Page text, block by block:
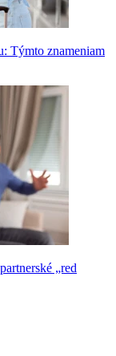
Týmto znameniam
„red